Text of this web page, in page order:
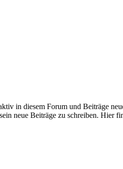
in diesem Forum und Beiträge
neue Beiträge zu schreiben. Hier